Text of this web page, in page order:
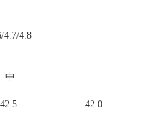
4.7/4.8
中
42.5 42.0